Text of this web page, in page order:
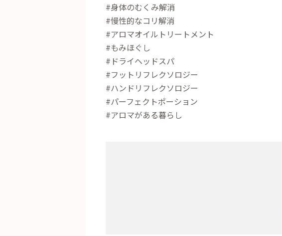
#身体のむくみ解消
#慢性的なコリ解消
#アロマオイルトリートメント
#もみほぐし
#ドライヘッドスパ
#フットリフレクソロジー
#ハンドリフレクソロジー
#パーフェクトポーション
#アロマがある暮らし